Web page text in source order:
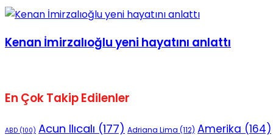
Kenan İmirzalıoğlu yeni hayatını anlattı
En Çok Takip Edilenler
ABD (100) Acun Ilıcalı (177) Adriana Lima (112) Amerika (164)